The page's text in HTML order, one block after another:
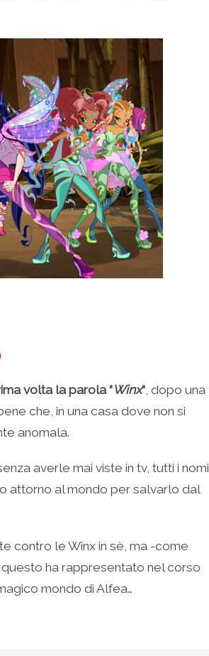
volta la parola “Winx“, dopo una
che, in una casa dove non si
anomala.
averle mai viste in tv, tutti i nomi
attorno al mondo per salvarlo dal
contro le Winx in sè, ma -come
questo ha rappresentato nel corso
mondo di Alfea…